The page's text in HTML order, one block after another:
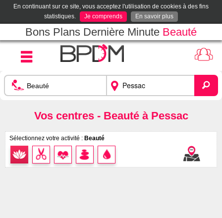
En continuant sur ce site, vous acceptez l'utilisation de cookies à des fins
statistiques.
Je comprends En savoir plus
Bons Plans Dernière Minute Beauté
Vos centres - Beauté à Pessac
Sélectionnez votre activité : Beauté